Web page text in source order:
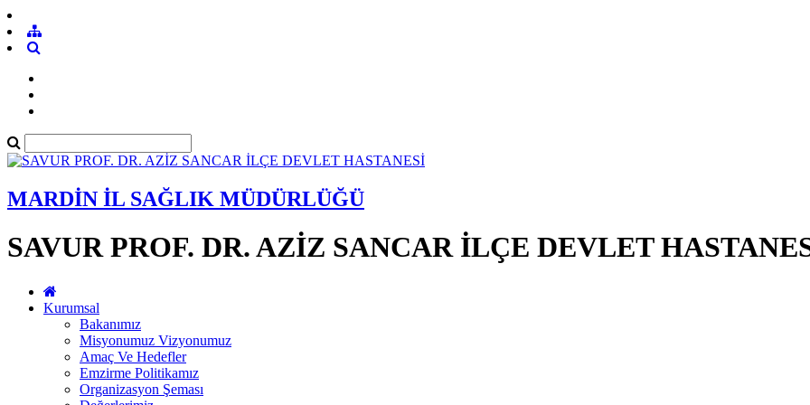
MARDİN İL SAĞLIK MÜDÜRLÜĞÜ
SAVUR PROF. DR. AZİZ SANCAR İLÇE DEVLET
Kurumsal
Bakanımız
Misyonumuz Vizyonumuz
Amaç Ve Hedefler
Emzirme Politikamız
Organizasyon Şeması